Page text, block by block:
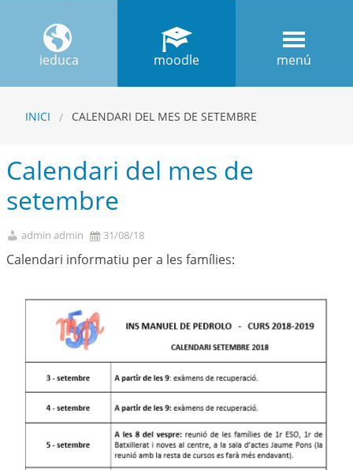
ieduca moodle menú
INICI CALENDARI DEL MES DE SETEMBRE
Calendari del mes de
setembre
admin admin 31/08/18
Calendari informatiu per a les famílies: